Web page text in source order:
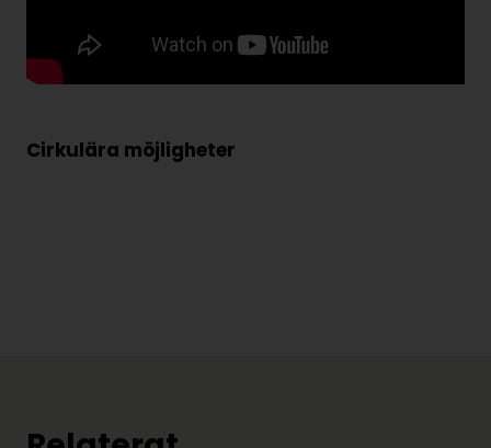
Cirkulära möjligheter